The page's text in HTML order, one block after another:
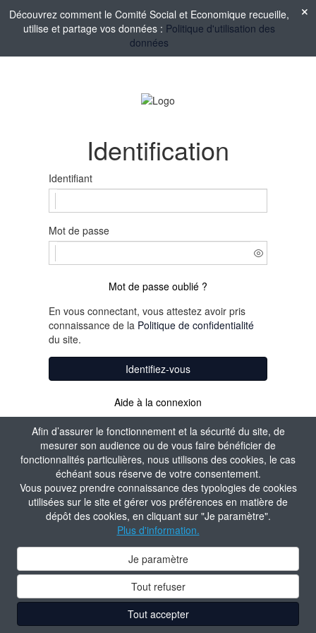
Afin d’assurer le fonctionnement et la sécurité du site, de
mesurer son audience ou de vous faire bénéficier de
fonctionnalités particulières, nous utilisons des cookies, le cas
échéant sous réserve de votre consentement.
Vous pouvez prendre connaissance des typologies de cookies
utilisées sur le site et gérer vos préférences en matière de
dépôt des cookies, en cliquant sur "Je paramètre".
Plus d'information.
Je paramètre
Tout refuser
Tout accepter
Découvrez comment le Comité Social et Economique recueille,
utilise et partage vos données : Politique d'utilisation des
données
Identification
Identifiant
Mot de passe
Mot de passe oublié ?
En vous connectant, vous attestez avoir pris
connaissance de la Politique de confidentialité
du site.
Identifiez-vous
Aide à la connexion